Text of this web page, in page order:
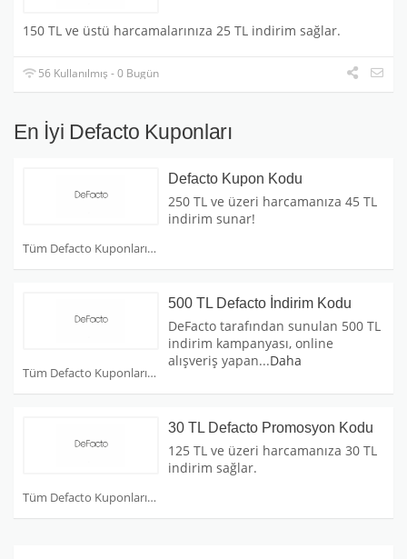
150 TL ve üstü harcamalarınıza 25 TL indirim sağlar.
56 Kullanılmış - 0 Bugün
En İyi Defacto Kuponları
Tüm Defacto Kuponları
Defacto Kupon Kodu
250 TL ve üzeri harcamanıza 45 TL
indirim sunar!
Tüm Defacto Kuponları
500 TL Defacto İndirim Kodu
DeFacto tarafından sunulan 500 TL
indirim kampanyası, online
alışveriş yapan...Daha
Tüm Defacto Kuponları
30 TL Defacto Promosyon Kodu
125 TL ve üzeri harcamanıza 30 TL
indirim sağlar.